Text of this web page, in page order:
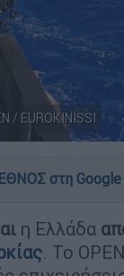
/ EUROKINISSI
στη Google
η Ελλάδα
. Το OPEN